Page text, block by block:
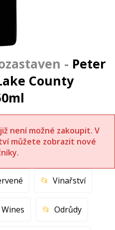
Peter
County
není možné zakoupit. V
můžete zobrazit nové
Vinařství
Odrůdy